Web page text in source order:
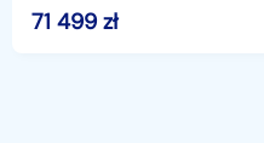
PLN*Podana w ogłoszeniu
71 499 zł